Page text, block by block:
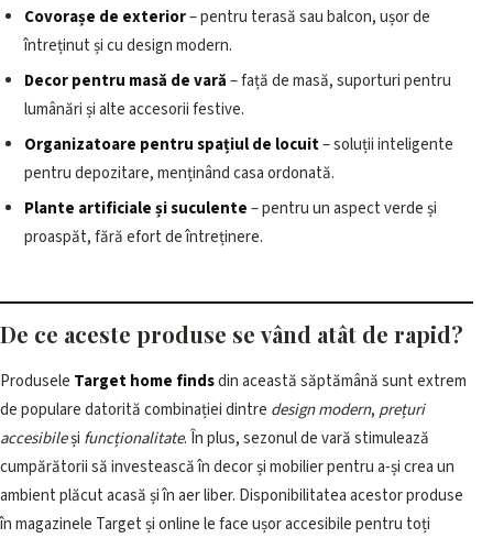
Covorașe de exterior– pentru terasă sau balcon, ușor de
întreținut și cu design modern.
Decor pentru masă de vară– față de masă, suporturi pentru
lumânări și alte accesorii festive.
Organizatoare pentru spațiul de locuit– soluții inteligente
pentru depozitare, menținând casa ordonată.
Plante artificiale și suculente– pentru un aspect verde și
proaspăt, fără efort de întreținere.
De ce aceste produse se vând atât de rapid?
Produsele Target home findsdin această săptămână sunt extrem
de populare datorită combinației dintre design modern, prețuri
accesibileși funcționalitate. În plus, sezonul de vară stimulează
cumpărătorii să investească în decor și mobilier pentru a-și crea un
ambient plăcut acasă și în aer liber. Disponibilitatea acestor produse
în magazinele Target și online le face ușor accesibile pentru toți